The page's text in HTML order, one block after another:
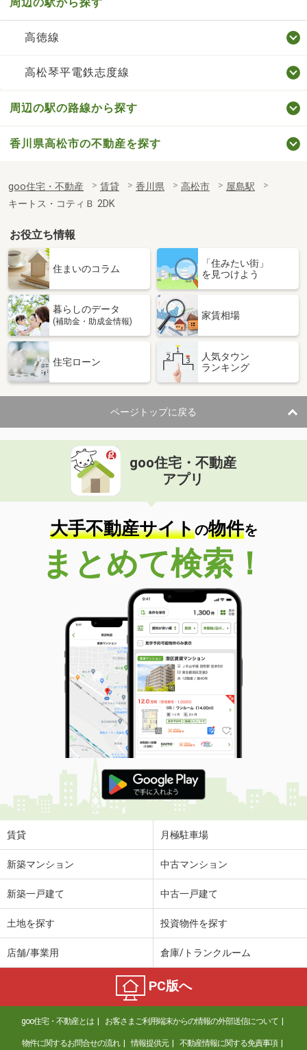
高徳線
高松琴平電鉄志度線
周辺の駅の路線から探す
香川県高松市の不動産を探す
goo住宅・不動産 賃貸 香川県 高松市
屋島駅
キートス・コティＢ 2DK
お役立ち情報
住まいのコラム
「住みたい街」
を見つけよう
暮らしのデータ
(補助金・助成金情報)
家賃相場
住宅ローン
人気タウン
ランキング
ページトップに戻る
goo住宅・不動産
アプリ
大手不動産サイトの物件を
まとめて検索！
賃貸 月極駐車場
新築マンション 中古マンション
新築一戸建て 中古一戸建て
土地を探す 投資物件を探す
店舗/事業用 倉庫/トランクルーム
PC版へ
goo住宅・不動産とは お客さまご利用端末からの情報の外部送信について
物件に関するお問合せの流れ 情報提供元 不動産情報に関する免責事項